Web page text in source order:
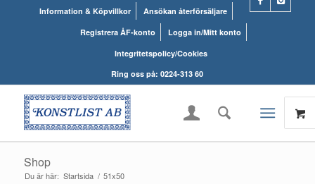
Information & Köpvillkor
Ansökan återförsäljare
Registrera ÅF-konto
Logga in/Mitt konto
Integritetspolicy/Cookies
Ring oss på: 0224-313 60
Shop
Du är här: Startsida / 51x50